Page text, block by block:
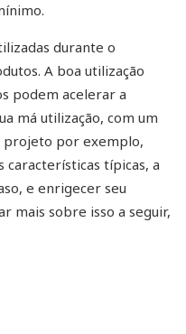
durante o
A boa utilização
podem acelerar a
má utilização, com um
projeto por exemplo,
características típicas, a
e enrigecer seu
mais sobre isso a seguir,